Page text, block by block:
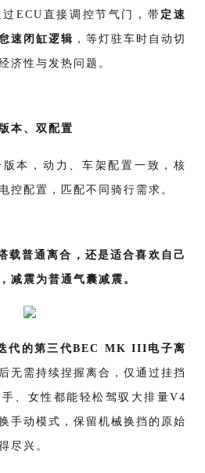
过ECU直接调控节气门，带 定速
怠速闭缸逻辑 ，等灯驻车时自动切
济性与发热问题。
本、双配置
本，动力、车架配置一致，核
控配置，匹配不同骑行需求。
载普通离合，还是适合喜欢自己
减震为普通气囊减震。
代的第三代BEC MK III电子离
无需持续捏握离合，仅通过挂挡
、女性都能轻松驾驭大排量V4
手动模式，保留机械换挡的原始
尽兴。